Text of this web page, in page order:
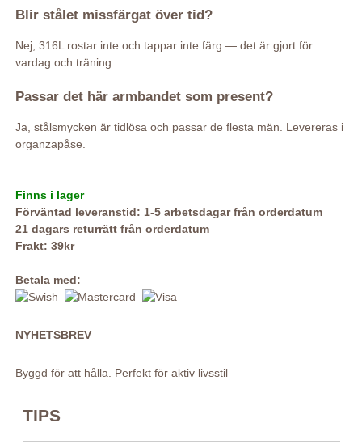
Blir stålet missfärgat över tid?
Nej, 316L rostar inte och tappar inte färg — det är gjort för
vardag och träning.
Passar det här armbandet som present?
Ja, stålsmycken är tidlösa och passar de flesta män. Levereras i
organzapåse.
Finns i lager
Förväntad leveranstid: 1-5 arbetsdagar från orderdatum
21 dagars returrätt från orderdatum
Frakt: 39kr
Betala med:
NYHETSBREV
Byggd för att hålla. Perfekt för aktiv livsstil
TIPS